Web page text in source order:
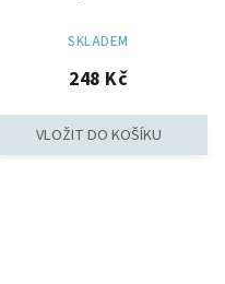
SKLADEM
248 Kč